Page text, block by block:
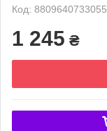
Код: 8809640733055
1 245 ₴